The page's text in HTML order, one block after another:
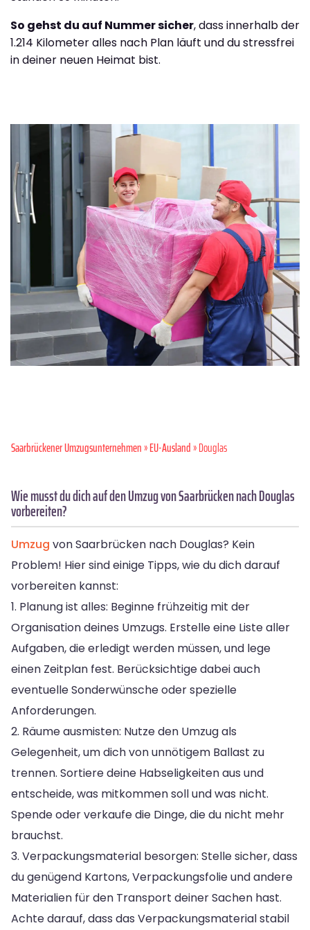
So gehst du auf Nummer sicher, dass innerhalb der
1.214 Kilometer alles nach Plan läuft und du stressfrei
in deiner neuen Heimat bist.
Saarbrückener Umzugsunternehmen»EU-Ausland» Douglas
Wie musst du dich auf den Umzug von Saarbrücken nach Douglas
vorbereiten?
Umzug von Saarbrücken nach Douglas? Kein
Problem! Hier sind einige Tipps, wie du dich darauf
vorbereiten kannst:
1. Planung ist alles: Beginne frühzeitig mit der
Organisation deines Umzugs. Erstelle eine Liste aller
Aufgaben, die erledigt werden müssen, und lege
einen Zeitplan fest. Berücksichtige dabei auch
eventuelle Sonderwünsche oder spezielle
Anforderungen.
2. Räume ausmisten: Nutze den Umzug als
Gelegenheit, um dich von unnötigem Ballast zu
trennen. Sortiere deine Habseligkeiten aus und
entscheide, was mitkommen soll und was nicht.
Spende oder verkaufe die Dinge, die du nicht mehr
brauchst.
3. Verpackungsmaterial besorgen: Stelle sicher, dass
du genügend Kartons, Verpackungsfolie und andere
Materialien für den Transport deiner Sachen hast.
Achte darauf, dass das Verpackungsmaterial stabil